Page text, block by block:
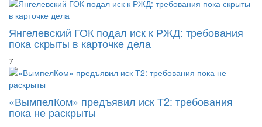
Янгелевский ГОК подал иск к РЖД: требования
пока скрыты в карточке дела
7
«ВымпелКом» предъявил иск Т2: требования
пока не раскрыты